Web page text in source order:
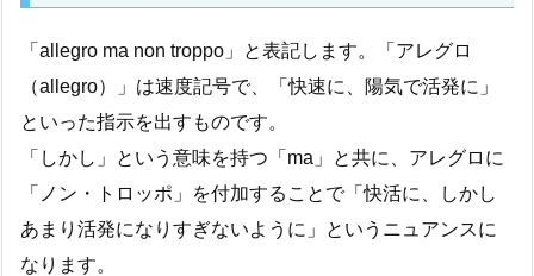
「allegro ma non troppo」と表記します。「アレグロ
（allegro）」は速度記号で、「快速に、陽気で活発に」
といった指示を出すものです。
「しかし」という意味を持つ「ma」と共に、アレグロに
「ノン・トロッポ」を付加することで「快活に、しかし
あまり活発になりすぎないように」というニュアンスに
なります。